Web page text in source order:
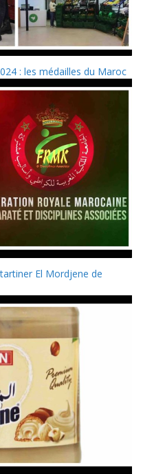
: les médailles du Maroc
El Mordjene de